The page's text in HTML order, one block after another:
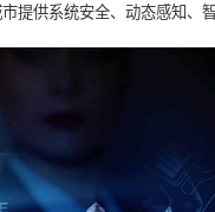
提供系统安全、动态感知、